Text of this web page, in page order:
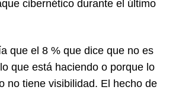
cibernético durante el último
que el 8 % que dice que no es
que está haciendo o porque lo
no tiene visibilidad. El hecho de